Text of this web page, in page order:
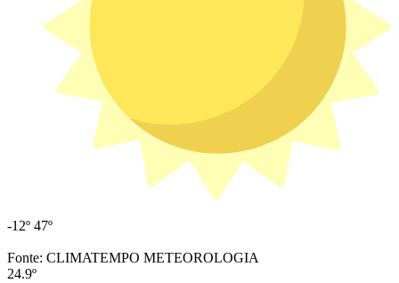
-12º 47º
Fonte: CLIMATEMPO METEOROLOGIA
24.9º